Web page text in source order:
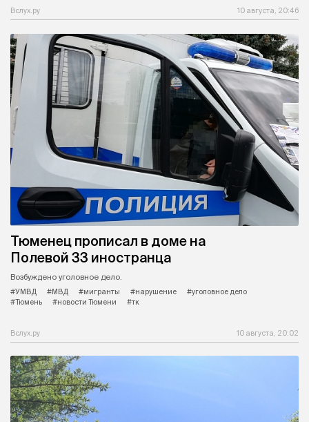
Вслух.ру 10 августа, 20:46
Тюменец прописал в доме на
Полевой 33 иностранца
Возбуждено уголовное дело.
#УМВД
#МВД #мигранты #нарушение
#уголовное дело
#Тюмень
#новости Тюмени #тк
Вслух.ру 10 августа, 20:02